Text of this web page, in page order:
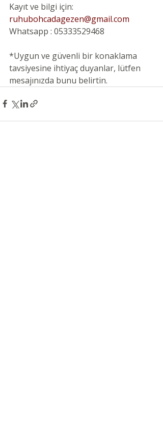
Kayıt ve bilgi için:
ruhubohcadagezen@gmail.com
Whatsapp : 05333529468
*Uygun ve güvenli bir konaklama
tavsiyesine ihtiyaç duyanlar, lütfen
mesajınızda bunu belirtin.